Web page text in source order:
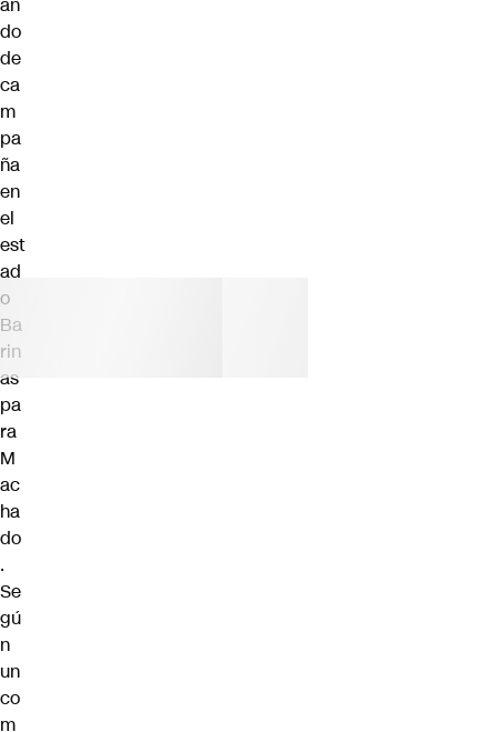
do
de
ca
m
pa
ña
en
el
est
ad
o
Ba
rin
as
pa
ra
M
ac
ha
do
.
Se
gú
n
un
co
m